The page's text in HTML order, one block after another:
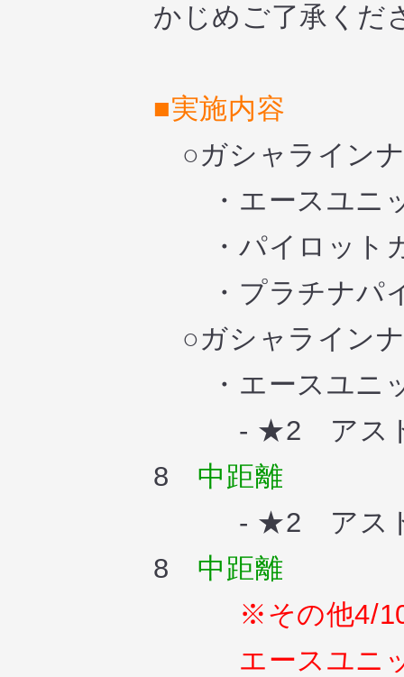
かじめご了承くだ
■実施内容
○ガシャライン
・エースユニ
・パイロット
・プラチナパ
○ガシャライン
・エースユニ
- ★2 アストレ
8 中距離
- ★2 アス
8
中距離
※その他4/
エースユニッ